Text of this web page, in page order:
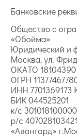
Банковские
Общество с
«Обойма»
Юридический и
Москва, ул.
ОКАТО 18104390
ОГРН
ИНН 7701369173
БИК 044525201
к/с
р/с
«Авангард»